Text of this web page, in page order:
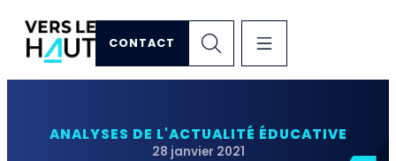
CONTACT
ANALYSES DE L'ACTUALITÉ ÉDUCATIVE
28 janvier 2021